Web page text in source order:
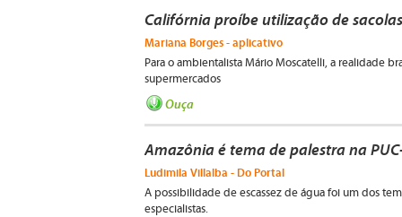
Califórnia proíbe utilização de
Mariana Borges - aplicativo
Para o ambientalista Mário Moscatelli, a realidade
supermercados
Ouça
Amazônia é tema de palestra na
Ludimila Villalba - Do Portal
A possibilidade de escassez de água foi um dos
especialistas.